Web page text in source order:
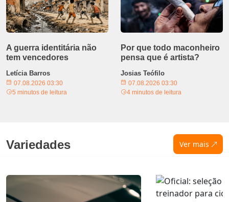
A guerra identitária não
tem vencedores
Letícia Barros
07.08.2026 03:30
5 minutos de leitura
Por que todo maconheiro
pensa que é artista?
Josias Teófilo
07.08.2026 03:30
4 minutos de leitura
Variedades Ver mais